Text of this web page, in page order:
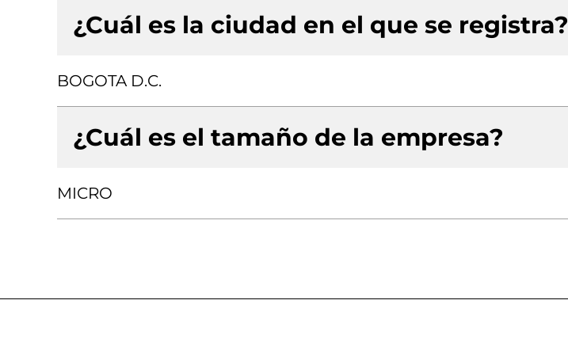
¿Cuál es la ciudad en el que se registra?
BOGOTA D.C.
¿Cuál es el tamaño de la empresa?
MICRO